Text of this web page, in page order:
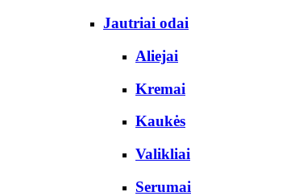
Jautriai odai
Aliejai
Kremai
Kaukės
Valikliai
Serumai